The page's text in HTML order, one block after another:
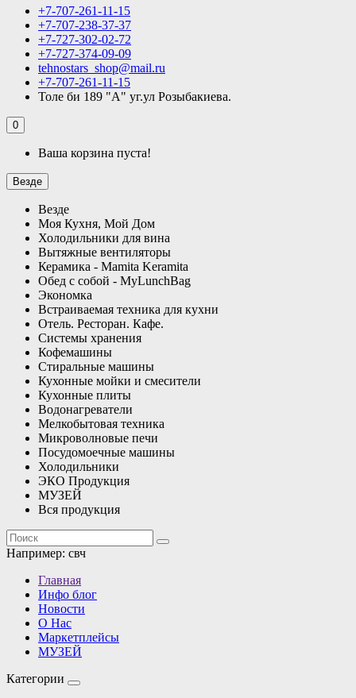
+7-707-261-11-15
+7-707-238-37-37
+7-727-302-02-72
+7-727-374-09-09
tehnostars_shop@mail.ru
+7-707-261-11-15
Толе би 189 "А" уг.ул Розыбакиева.
0
Ваша корзина пуста!
Везде
Везде
Моя Кухня, Мой Дом
Холодильники для вина
Вытяжные вентиляторы
Керамика - Mamita Keramita
Обед с собой - MyLunchBag
Экономка
Встраиваемая техника для кухни
Отель. Ресторан. Кафе.
Системы хранения
Кофемашины
Стиральные машины
Кухонные мойки и смесители
Кухонные плиты
Водонагреватели
Мелкобытовая техника
Микроволновые печи
Посудомоечные машины
Холодильники
ЭКО Продукция
МУЗЕЙ
Вся продукция
Например: свч
Главная
Инфо блог
Новости
О Нас
Маркетплейсы
МУЗЕЙ
Категории